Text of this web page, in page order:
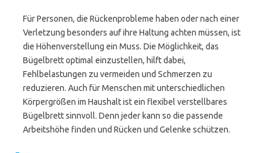
Für Personen, die Rückenprobleme haben oder nach einer
Verletzung besonders auf ihre Haltung achten müssen, ist
die Höhenverstellung ein Muss. Die Möglichkeit, das
Bügelbrett optimal einzustellen, hilft dabei,
Fehlbelastungen zu vermeiden und Schmerzen zu
reduzieren. Auch für Menschen mit unterschiedlichen
Körpergrößen im Haushalt ist ein flexibel verstellbares
Bügelbrett sinnvoll. Denn jeder kann so die passende
Arbeitshöhe finden und Rücken und Gelenke schützen.